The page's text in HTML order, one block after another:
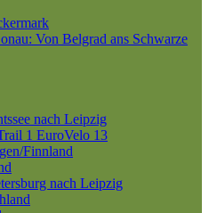
Von Belgrad ans Schwarze
nach Leipzig
1 EuroVelo 13
Finnland
nach Leipzig